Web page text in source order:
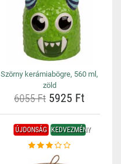
Szörny kerámiabögre, 560 ml,
zöld
6055 Ft 5925 Ft
ÚJDONSÁG KEDVEZMÉNY